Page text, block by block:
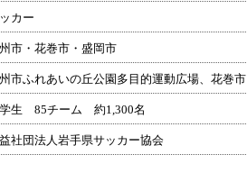
カー
市・花巻市・盛岡市
市ふれあいの丘公園多目的運動広場、花巻
生 85チーム 約1,300名
社団法人岩手県サッカー協会